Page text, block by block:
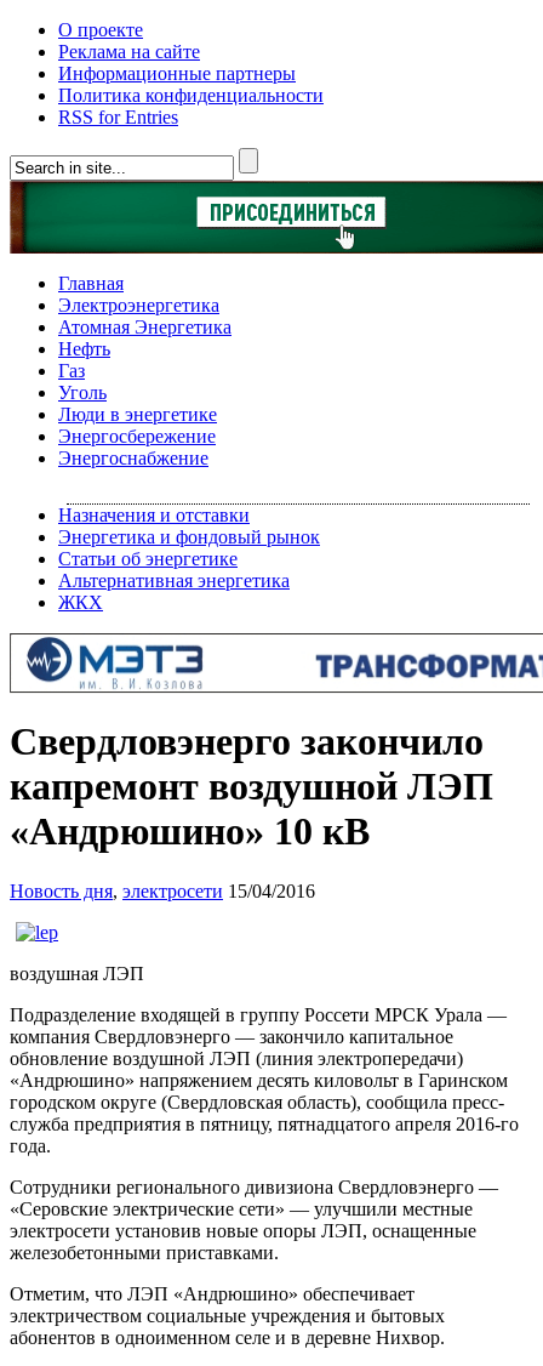
О проекте
Реклама на сайте
Информационные партнеры
Политика конфиденциальности
RSS for Entries
Главная
Электроэнергетика
Атомная Энергетика
Нефть
Газ
Уголь
Люди в энергетике
Энергосбережение
Энергоснабжение
Назначения и отставки
Энергетика и фондовый рынок
Статьи об энергетике
Альтернативная энергетика
ЖКХ
Свердловэнерго закончило
капремонт воздушной ЛЭП
«Андрюшино» 10 кВ
Новость дня, электросети 15/04/2016
воздушная ЛЭП
Подразделение входящей в группу Россети МРСК Урала —
компания Свердловэнерго — закончило капитальное
обновление воздушной ЛЭП (линия электропередачи)
«Андрюшино» напряжением десять киловольт в Гаринском
городском округе (Свердловская область), сообщила пресс-
служба предприятия в пятницу, пятнадцатого апреля 2016-го
года.
Сотрудники регионального дивизиона Свердловэнерго —
«Серовские электрические сети» — улучшили местные
электросети установив новые опоры ЛЭП, оснащенные
железобетонными приставками.
Отметим, что ЛЭП «Андрюшино» обеспечивает
электричеством социальные учреждения и бытовых
абонентов в одноименном селе и в деревне Нихвор.